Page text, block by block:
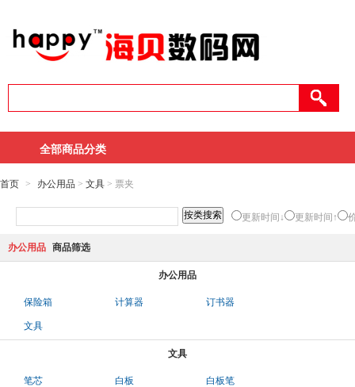
全部商品分类
首页 > 办公用品 > 文具 > 票夹
更新时间↓ 更新时间↑
办公用品 商品筛选
办公用品
保险箱 计算器 订书器
文具
文具
笔芯 白板 白板笔